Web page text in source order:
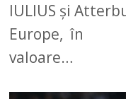
IULIUS și
Europe, în
valoare…